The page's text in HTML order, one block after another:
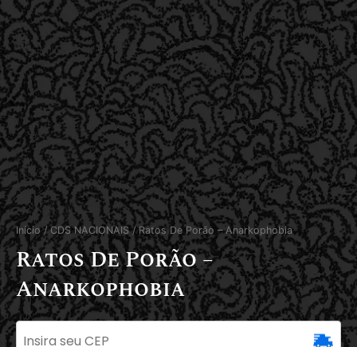
Início/CDS NACIONAIS/ Ratos De Porão – Anarkophobia
Ratos De Porão –
Anarkophobia